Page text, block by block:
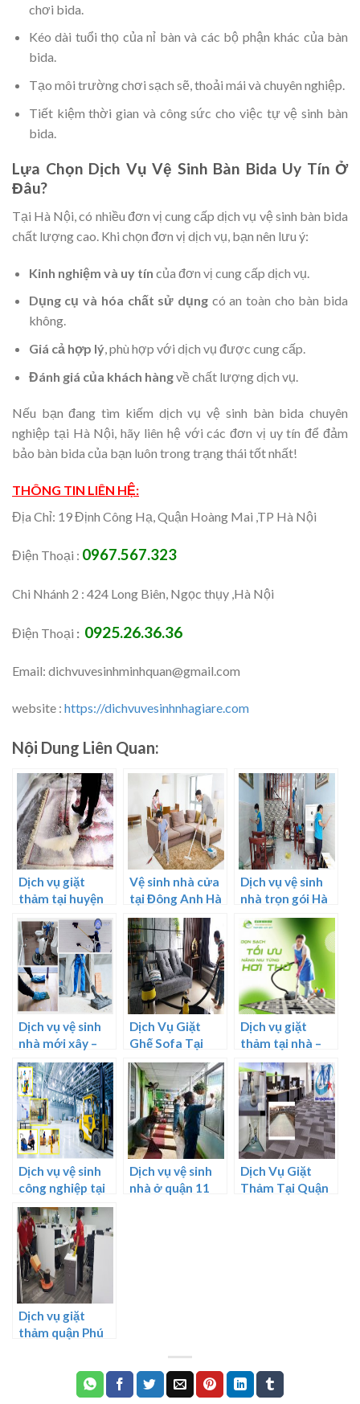
chơi bida.
Kéo dài tuổi thọ của nỉ bàn và các bộ phận khác của bàn
bida.
Tạo môi trường chơi sạch sẽ, thoải mái và chuyên nghiệp.
Tiết kiệm thời gian và công sức cho việc tự vệ sinh bàn
bida.
Lựa Chọn Dịch Vụ Vệ Sinh Bàn Bida Uy Tín Ở
Đâu?
Tại Hà Nội, có nhiều đơn vị cung cấp dịch vụ vệ sinh bàn bida
chất lượng cao. Khi chọn đơn vị dịch vụ, bạn nên lưu ý:
Kinh nghiệm và uy tín của đơn vị cung cấp dịch vụ.
Dụng cụ và hóa chất sử dụngcó an toàn cho bàn bida
không.
Giá cả hợp lý, phù hợp với dịch vụ được cung cấp.
Đánh giá của khách hàngvề chất lượng dịch vụ.
Nếu bạn đang tìm kiếm dịch vụ vệ sinh bàn bida chuyên
nghiệp tại Hà Nội, hãy liên hệ với các đơn vị uy tín để đảm
bảo bàn bida của bạn luôn trong trạng thái tốt nhất!
THÔNG TIN LIÊN HỆ:
Địa Chỉ: 19 Định Công Hạ, Quận Hoàng Mai ,TP Hà Nội
Điện Thoại : 0967.567.323
Chi Nhánh 2 : 424 Long Biên, Ngọc thụy ,Hà Nội
Điện Thoại : 0925.26.36.36
Email: dichvuvesinhminhquan@gmail.com
website : https://dichvuvesinhnhagiare.com
Nội Dung Liên Quan:
Dịch vụ giặt
thảm tại huyện
kết sạch 100%
Vệ sinh nhà cửa
tại Đông Anh Hà
Nội
Dịch vụ vệ sinh
nhà trọn gói Hà
Dịch vụ vệ sinh
nhà mới xây –
báo giá chi tiết
năm 2024
Dịch Vụ Giặt
Ghế Sofa Tại
TPHCM Giá Rẻ,
Uy Tín
Dịch vụ giặt
thảm tại nhà –
diệt khuẩn, khử
mùi 99%
Dịch vụ vệ sinh
công nghiệp tại
TPHCM
Dịch vụ vệ sinh
nhà ở quận 11
Dịch Vụ Giặt
Thảm Tại Quận
Dịch vụ giặt
thảm quận Phú